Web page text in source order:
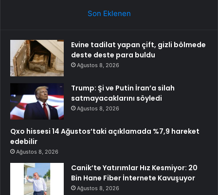
Son Eklenen
Evine tadilat yapan çift, gizli bölmede
deste deste para buldu
Ağustos 8, 2026
Trump: Şi ve Putin İran’a silah
satmayacaklarını söyledi
Ağustos 8, 2026
Qxo hissesi 14 Ağustos’taki açıklamada %7,9 hareket
edebilir
Ağustos 8, 2026
Canik’te Yatırımlar Hız Kesmiyor: 20
Bin Hane Fiber İnternete Kavuşuyor
Ağustos 8, 2026